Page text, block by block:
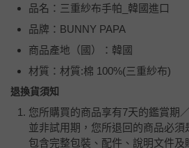
品名：三重紗布手帕_韓國進口
品牌：BUNNY PAPA
商品產地（國）：韓國
材質：材質:棉 100%(三重紗布)
退換貨須知
您所購買的商品享有7天的鑑賞期
並非試用期，您所退回的商品必須
包含完整包裝、配件、說明文件及